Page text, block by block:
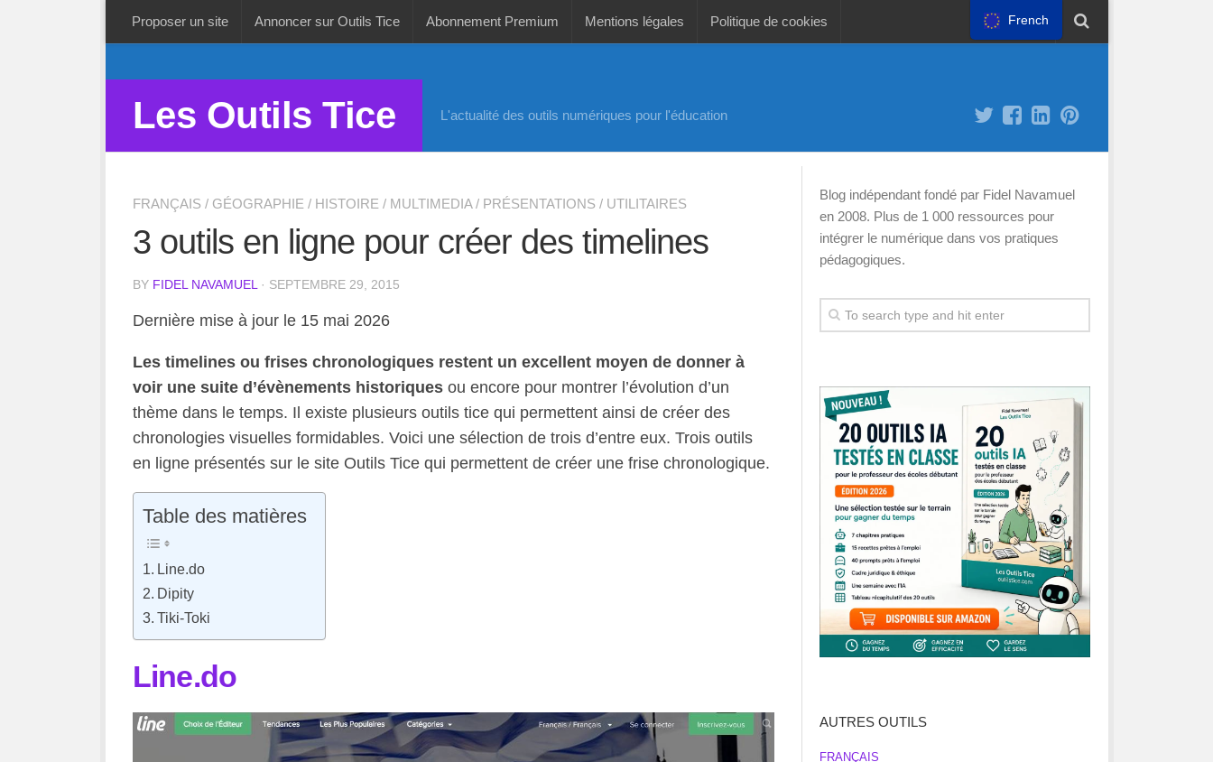
Proposer un site Annoncer sur Outils Tice Abonnement Premium Mentions légales Politique de cookies
Les Outils Tice L'actualité des outils numériques pour l'éducation
FRANÇAIS / GÉOGRAPHIE / HISTOIRE / MULTIMEDIA / PRÉSENTATIONS / UTILITAIRES
3 outils en ligne pour créer des timelines
BY FIDEL NAVAMUEL · SEPTEMBRE 29, 2015
Dernière mise à jour le 15 mai 2026
Les timelines ou frises chronologiques restent un excellent moyen de donner à
voir une suite d’évènements historiquesou encore pour montrer l’évolution d’un
thème dans le temps. Il existe plusieurs outils tice qui permettent ainsi de créer des
chronologies visuelles formidables. Voici une sélection de trois d’entre eux. Trois outils
en ligne présentés sur le site Outils Tice qui permettent de créer une frise chronologique.
Table des matières
Line.do
Dipity
Tiki-Toki
Line.do
Blog indépendant fondé par Fidel Navamuel
en 2008. Plus de 1 000 ressources pour
intégrer le numérique dans vos pratiques
pédagogiques.
AUTRES OUTILS
FRANÇAIS
French